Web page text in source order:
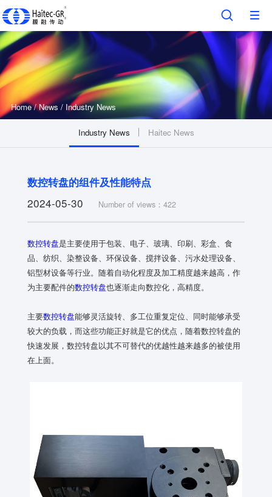
Home / News / Industry News
Industry News Haitec News
数控转盘的组件及性能特点
2024-05-30 Number of views：422
数控转盘是主要使用于包装、电子、玻璃、印刷、彩盒、食
品、纺织、染整设备、环保设备、搅拌设备、污水处理设备、
铝型材设备等行业。随着自动化程度及加工精度越来越高，作
为主要配件的数控转盘也逐渐走向数控化，高精度。
主要数控转盘能够灵活旋转、多工位重复定位、同时能够承受
较大的负载，而这些功能正好就是它的优点，随着数控转盘的
快速发展，数控转盘以其不可替代的优越性越来越多的被使用
在上面。